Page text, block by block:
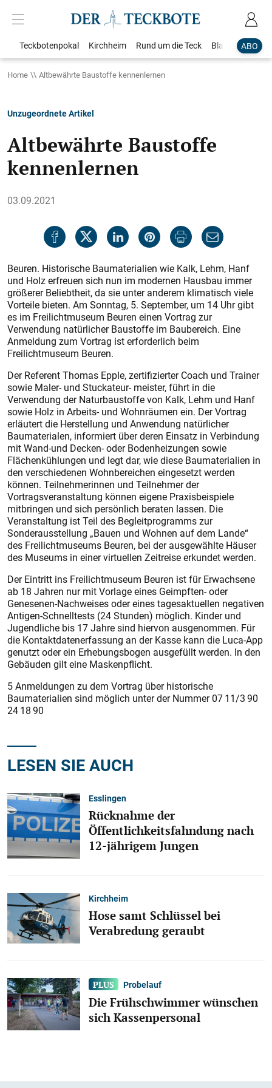
ABO
Teckbotenpokal Kirchheim Rund um die Teck Blaulicht
Home Altbewährte Baustoffe kennenlernen
Unzugeordnete Artikel
Altbewährte Baustoffe
kennenlernen
03.09.2021
Beuren. Historische Baumaterialien wie Kalk, Lehm, Hanf
und Holz erfreuen sich nun im modernen Hausbau immer
größerer Beliebtheit, da sie unter anderem klimatisch viele
Vorteile bieten. Am Sonntag, 5. September, um 14 Uhr gibt
es im Freilichtmuseum Beuren einen Vortrag zur
Verwendung natürlicher Baustoffe im Baubereich. Eine
Anmeldung zum Vortrag ist erforderlich beim
Freilichtmuseum Beuren.
Der Referent Thomas Epple, zertifizierter Coach und Trainer
sowie Maler- und Stuckateur- meister, führt in die
Verwendung der Naturbaustoffe von Kalk, Lehm und Hanf
sowie Holz in Arbeits- und Wohnräumen ein. Der Vortrag
erläutert die Herstellung und Anwendung natürlicher
Baumaterialen, informiert über deren Einsatz in Verbindung
mit Wand-und Decken- oder Bodenheizungen sowie
Flächenkühlungen und legt dar, wie diese Baumaterialien in
den verschiedenen Wohnbereichen eingesetzt werden
können. Teilnehmerinnen und Teilnehmer der
Vortragsveranstaltung können eigene Praxisbeispiele
mitbringen und sich persönlich beraten lassen. Die
Veranstaltung ist Teil des Begleitprogramms zur
Sonderausstellung „Bauen und Wohnen auf dem Lande“
des Freilichtmuseums Beuren, bei der ausgewählte Häuser
des Museums in einer virtuellen Zeitreise erkundet werden.
Der Eintritt ins Freilichtmuseum Beuren ist für Erwachsene
ab 18 Jahren nur mit Vorlage eines Geimpften- oder
Genesenen-Nachweises oder eines tagesaktuellen negativen
Antigen-Schnelltests (24 Stunden) möglich. Kinder und
Jugendliche bis 17 Jahre sind hiervon ausgenommen. Für
die Kontaktdatenerfassung an der Kasse kann die Luca-App
genutzt oder ein Erhebungsbogen ausgefüllt werden. In den
Gebäuden gilt eine Maskenpflicht.
5 Anmeldungen zu dem Vortrag über historische
Baumaterialien sind möglich unter der Nummer 07 11/3 90
24 18 90
LESEN SIE AUCH
Esslingen
Rücknahme der
Öffentlichkeitsfahndung nach
12-jährigem Jungen
Kirchheim
Hose samt Schlüssel bei
Verabredung geraubt
Probelauf
Die Frühschwimmer wünschen
sich Kassenpersonal